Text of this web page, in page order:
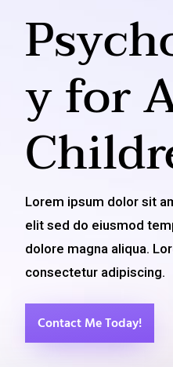
y for
Lorem ipsum dolor sit
elit sed do eiusmod
dolore magna aliqua.
consectetur adipiscing.
Contact Me Today!